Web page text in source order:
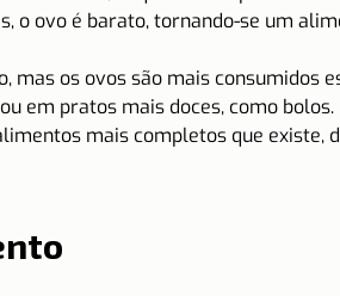
o ovo é barato, tornando-se um
mas os ovos são mais consumidos
em pratos mais doces, como bolos.
mais completos que existe,